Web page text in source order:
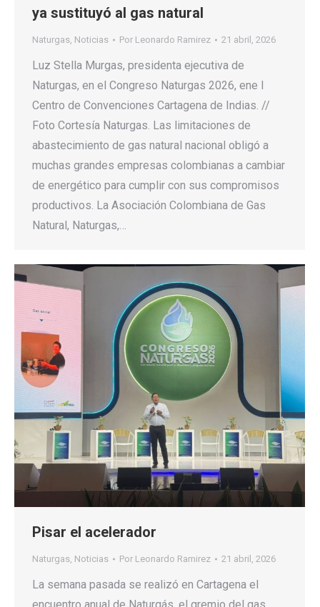
ya sustituyó al gas natural
Naturgas, Noticias Por Leonardo Ramirez 21 abril, 2026
Luz Stella Murgas, presidenta ejecutiva de
Naturgas, en el Congreso Naturgas 2026, ene l
Centro de Convenciones Cartagena de Indias. //
Foto Cortesía Naturgas. Las limitaciones de
abastecimiento de gas natural nacional obligó a
muchas grandes empresas colombianas a cambiar
de energético para cumplir con sus compromisos
productivos. La Asociación Colombiana de Gas
Natural, Naturgas,…
Pisar el acelerador
Naturgas, Noticias Por Leonardo Ramirez 21 abril, 2026
La semana pasada se realizó en Cartagena el